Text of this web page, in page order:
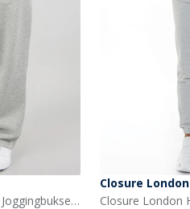
Brave Soul Herre Cronus Joggingbukser Grå
Closure London